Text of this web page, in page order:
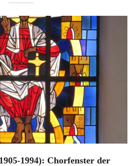
1994): Chorfenster der